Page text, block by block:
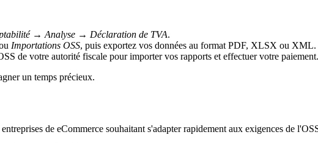
→ Analyse → Déclaration de TVA.
Importations OSS, puis exportez vos données au format PDF, XLSX ou XML.
de votre autorité fiscale pour importer vos rapports et effectuer votre paiement.
un temps précieux.
de eCommerce souhaitant s'adapter rapidement aux exigences de